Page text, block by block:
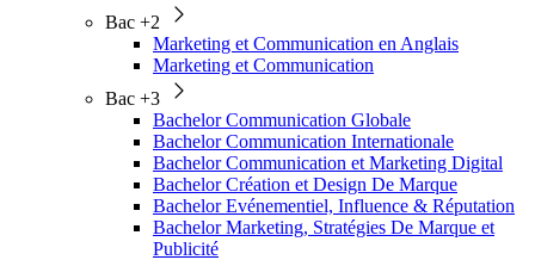
Bac +2
Marketing et Communication en Anglais
Marketing et Communication
Bac +3
Bachelor Communication Globale
Bachelor Communication Internationale
Bachelor Communication et Marketing Digital
Bachelor Création et Design De Marque
Bachelor Evénementiel, Influence & Réputation
Bachelor Marketing, Stratégies De Marque et
Publicité